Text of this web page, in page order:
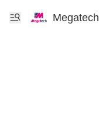
Megatech